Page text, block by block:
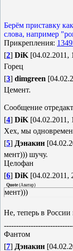
Берём приставку
слова, например
Прикрепления:
[2] DiK [04.02.2011,
Горец
[3] dimgreen
Цемент.
Сообщение
[4] DiK [04.02.2011,
Хех, мы
[5] Дэнакин
мент))) шучу.
Целофан
[6] DiK [04.02.2011,
Quote (Аватар)
мент)))
Не, теперь в
Фантом
[7] Дэнакин